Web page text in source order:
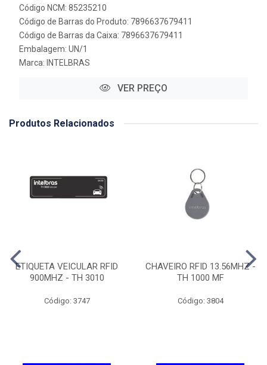
Código NCM: 85235210
Código de Barras do Produto: 7896637679411
Código de Barras da Caixa: 7896637679411
Embalagem: UN/1
Marca: INTELBRAS
VER PREÇO
Produtos Relacionados
ETIQUETA VEICULAR RFID
900MHZ - TH 3010
Código: 3747
CHAVEIRO RFID 13.56MHZ -
TH 1000 MF
Código: 3804